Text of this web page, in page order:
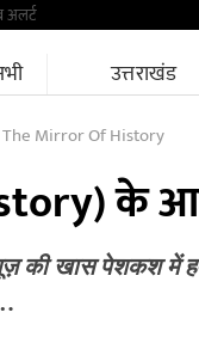
अलर्ट
उत्तराखंड
The Mirror Of History
के
की खास पेशकश में